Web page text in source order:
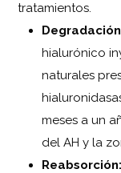
tratamientos.
hialurónico
naturales
meses a un
del AH y la
Reabsorción: